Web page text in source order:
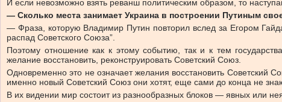
И если невозможно взять реванш политическим образом, то
— Сколько места занимает Украина в построении Путиным
— Фраза, которую Владимир Путин повторил вслед за Егором
распад Советского Союза”.
Поэтому отношение как к этому событию, так и к тем
желание восстановить, реконструировать Советский Союз.
Одновременно это не означает желания восстановить Советский
именно новый Советский Союз они хотят, еще сами до конца не
В их видении мир состоит из разнообразных блоков — явных или